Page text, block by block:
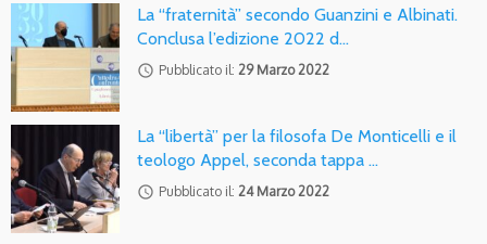
La “fraternità” secondo Guanzini e Albinati.
Conclusa l’edizione 2022 d…
access_time Pubblicato il: 29 Marzo 2022
La “libertà” per la filosofa De Monticelli e il
teologo Appel, seconda tappa …
access_time Pubblicato il: 24 Marzo 2022